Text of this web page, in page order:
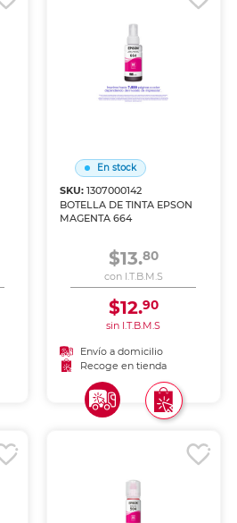
En stock
SKU: 1307000142
BOTELLA DE TINTA EPSON
MAGENTA 664
$13.80
con I.T.B.M.S
$12.90
sin I.T.B.M.S
Envío a domicilio
Recoge en tienda